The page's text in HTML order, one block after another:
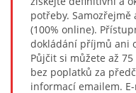
potřeby.
(100% online).
dokládání příjmů ani
Půjčit si můžete až
bez poplatků za
informací emailem.